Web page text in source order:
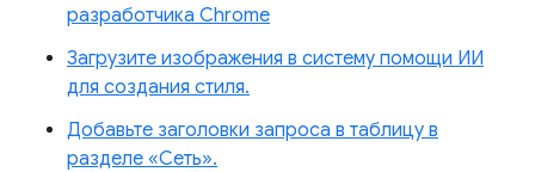
разработчика Chrome
Загрузите изображения в систему помощи ИИ
для создания стиля.
Добавьте заголовки запроса в таблицу в
разделе «Сеть».